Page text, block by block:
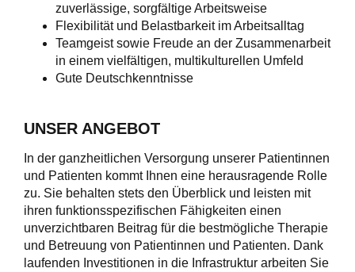
zuverlässige, sorgfältige Arbeitsweise
Flexibilität und Belastbarkeit im Arbeitsalltag
Teamgeist sowie Freude an der Zusammenarbeit
in einem vielfältigen, multikulturellen Umfeld
Gute Deutschkenntnisse
UNSER ANGEBOT
In der ganzheitlichen Versorgung unserer Patientinnen
und Patienten kommt Ihnen eine herausragende Rolle
zu. Sie behalten stets den Überblick und leisten mit
ihren funktionsspezifischen Fähigkeiten einen
unverzichtbaren Beitrag für die bestmögliche Therapie
und Betreuung von Patientinnen und Patienten. Dank
laufenden Investitionen in die Infrastruktur arbeiten Sie